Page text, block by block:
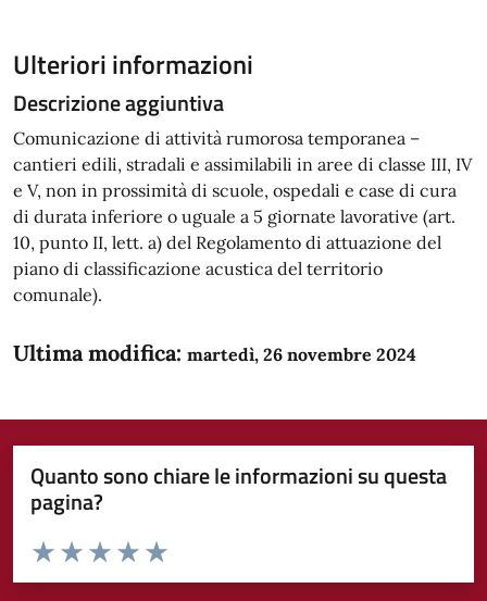
Ulteriori informazioni
Descrizione aggiuntiva
Comunicazione di attività rumorosa temporanea –
cantieri edili, stradali e assimilabili in aree di classe III, IV
e V, non in prossimità di scuole, ospedali e case di cura
di durata inferiore o uguale a 5 giornate lavorative (art.
10, punto II, lett. a) del Regolamento di attuazione del
piano di classificazione acustica del territorio
comunale).
Ultima modifica: martedì, 26 novembre 2024
Quanto sono chiare le informazioni su questa
pagina?
Domanda
Valuta da 1 a 5 stelle la pagina
Valuta 5 stelle su 5
Valuta 4 stelle su 5
Valuta 3 stelle su 5
Valuta 2 stelle su 5
Valuta 1 stelle su 5